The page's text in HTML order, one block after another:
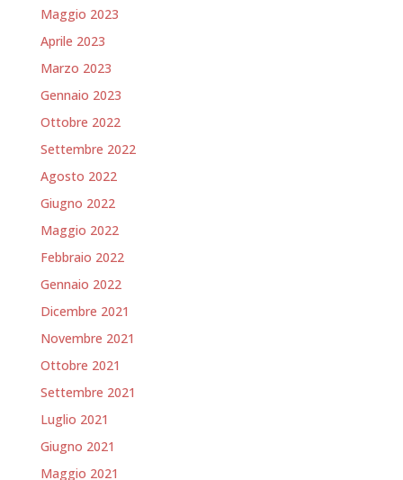
Maggio 2023
Aprile 2023
Marzo 2023
Gennaio 2023
Ottobre 2022
Settembre 2022
Agosto 2022
Giugno 2022
Maggio 2022
Febbraio 2022
Gennaio 2022
Dicembre 2021
Novembre 2021
Ottobre 2021
Settembre 2021
Luglio 2021
Giugno 2021
Maggio 2021